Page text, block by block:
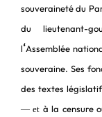
souveraineté du
du lieutenant-
l‘Assemblée
souveraine. Ses
des textes
― et à la censure